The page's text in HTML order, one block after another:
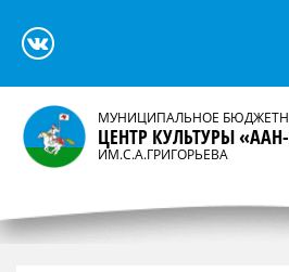
МУНИЦИПАЛЬНОЕ
ЦЕНТР КУЛЬТУРЫ
ИМ.С.А.ГРИГОРЬЕВА